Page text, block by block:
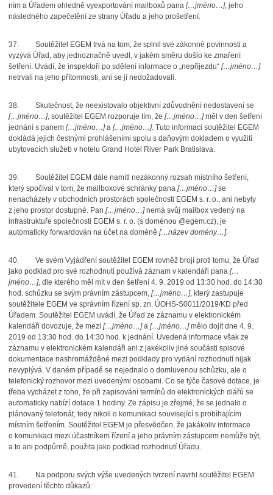
ním a Úřadem ohledně vyexportování mailboxů pana […jméno…], jeho
následného zapečetění ze strany Úřadu a jeho prošetření.
37.
Soutěžitel EGEM trvá na tom, že splnil své zákonné povinnosti a
vyzývá Úřad, aby jednoznačně uvedl, v jakém směru došlo ke zmaření
šetření. Uvádí, že inspektoři po sdělení informace o „nepříjezdu“ […jméno…]
netrvali na jeho přítomnosti, ani se jí nedožadovali.
38.
Skutečnost, že neexistovalo objektivní zdůvodnění nedostavení se
[…jméno…], soutěžitel EGEM rozporuje tím, že […jméno…]měl v den šetření
jednání s panem […jméno…]a […jméno…]. Tuto informaci soutěžitel EGEM
dokládá jejich čestnými prohlášeními spolu s daňovým dokladem o využití
ubytovacích služeb v hotelu Grand Hotel River Park Bratislava.
39.
Soutěžitel EGEM dále namítl nezákonný rozsah místního šetření,
který spočíval v tom, že mailboxové schránky pana […jméno…]se
nenacházely v obchodních prostorách společnosti EGEM s. r. o., ani nebyly
z jeho prostor dostupné. Pan […jméno…]nemá svůj mailbox vedený na
infrastruktuře společnosti EGEM s. r. o. (s doménou @egem.cz), je
automaticky forwardován na účet na doméně […název domény…].
40.
Ve svém Vyjádření soutěžitel EGEM rovněž brojí proti tomu, že Úřad
jako podklad pro své rozhodnutí používá záznam v kalendáři pana […
jméno…], dle kterého měl mít v den šetření 4. 9. 2019 od 13:30 hod. do 14:30
hod. schůzku se svým právním zástupcem, […jméno…], který zastupuje
soutěžitele EGEM ve správním řízení sp. zn. ÚOHS-S0011/2019/KD před
Úřadem. Soutěžitel EGEM uvádí, že Úřad ze záznamu v elektronickém
kalendáři dovozuje, že mezi […jméno…]a […jméno…]mělo dojít dne 4. 9.
2019 od 13:30 hod. do 14:30 hod. k jednání. Uvedená informace však ze
záznamu v elektronickém kalendáři ani z jakékoliv jiné součásti spisové
dokumentace nashromážděné mezi podklady pro vydání rozhodnutí nijak
nevyplývá. V daném případě se nejednalo o domluvenou schůzku, ale o
telefonický rozhovor mezi uvedenými osobami. Co se týče časové dotace, je
třeba vycházet z toho, že při zapisování termínů do elektronických diářů se
automaticky nabízí dotace 1 hodiny. Ze zápisu je zřejmé, že se jednalo o
plánovaný telefonát, tedy nikoli o komunikaci související s probíhajícím
místním šetřením. Soutěžitel EGEM je přesvědčen, že jakákoliv informace
o komunikaci mezi účastníkem řízení a jeho právním zástupcem nemůže být,
a to ani podpůrně, použita jako podklad rozhodnutí Úřadu.
41.
Na podporu svých výše uvedených tvrzení navrhl soutěžitel EGEM
provedení těchto důkazů: